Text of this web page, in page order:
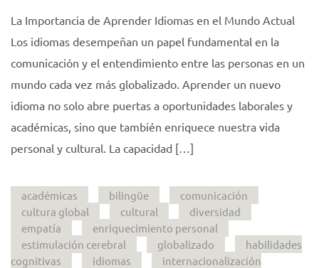
La Importancia de Aprender Idiomas en el Mundo Actual
Los idiomas desempeñan un papel fundamental en la
comunicación y el entendimiento entre las personas en un
mundo cada vez más globalizado. Aprender un nuevo
idioma no solo abre puertas a oportunidades laborales y
académicas, sino que también enriquece nuestra vida
personal y cultural. La capacidad […]
académicas bilingüe
comunicación
cultura global
cultural
diversidad
empatía
enriquecimiento personal
estimulación cerebral
globalizado
habilidades
cognitivas
idiomas
internacionalización